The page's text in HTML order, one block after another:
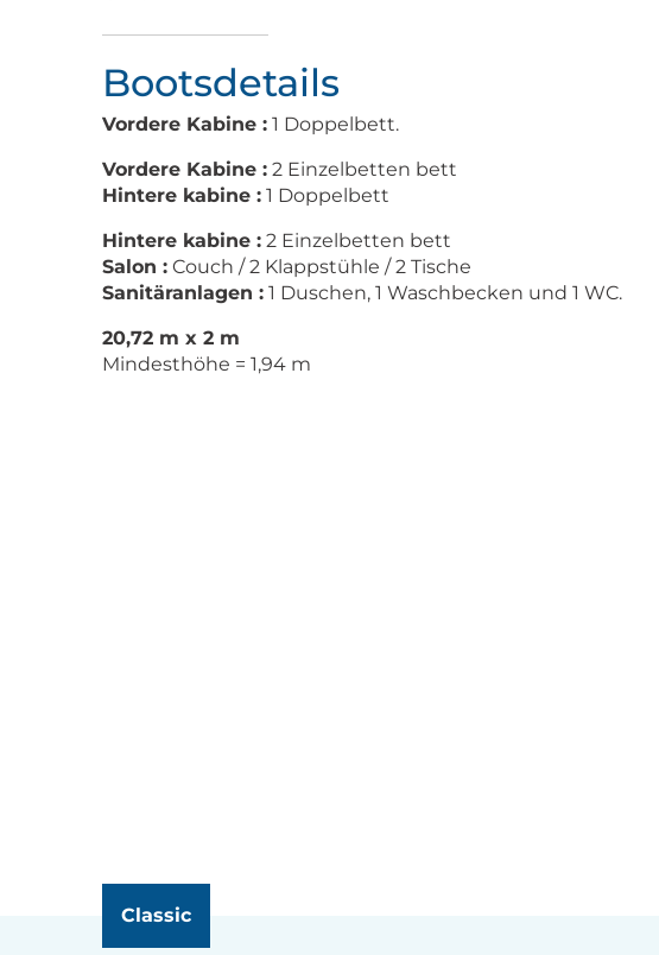
Bootsdetails
Vordere Kabine :1 Doppelbett.
Vordere Kabine :2 Einzelbetten bett
Hintere kabine :1 Doppelbett
Hintere kabine :2 Einzelbetten bett
Salon :Couch / 2 Klappstühle / 2 Tische
Sanitäranlagen :1 Duschen, 1 Waschbecken und 1 WC.
20,72 m x 2 m
Mindesthöhe = 1,94 m
Classic